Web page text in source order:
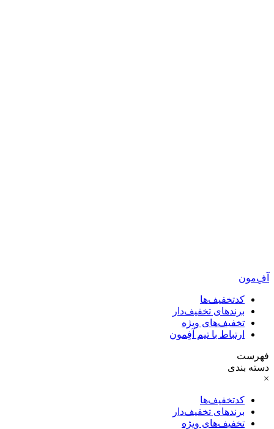
آفِ‌مون
کدتخفیف‌ها
برندهای تخفیف‌دار
تخفیف‌های ویژه
ارتباط با تیم آفِمون
فهرست
دسته بندی
×
کدتخفیف‌ها
برندهای تخفیف‌دار
تخفیف‌های ویژه